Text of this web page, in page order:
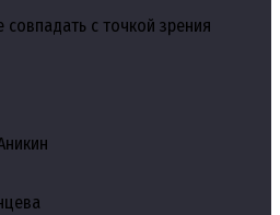
с точкой зрения